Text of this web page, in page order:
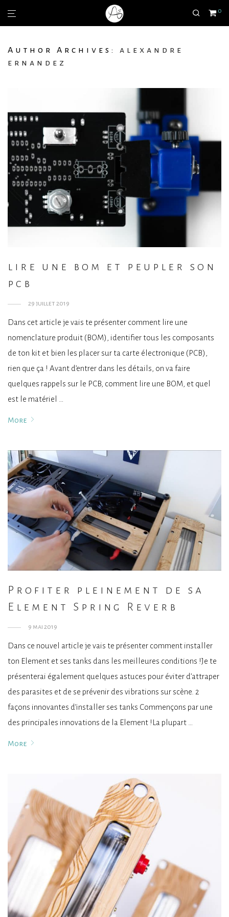
0
Author Archives: alexandre
ernandez
lire une bom et peupler son
pcb
29 juillet 2019
Dans cet article je vais te présenter comment lire une
nomenclature produit (BOM), identifier tous les composants
de ton kit et bien les placer sur ta carte électronique (PCB),
rien que ça ! Avant d’entrer dans les détails, on va faire
quelques rappels sur le PCB, comment lire une BOM, et quel
est le matériel …
More
Profiter pleinement de sa
Element Spring Reverb
9 mai 2019
Dans ce nouvel article je vais te présenter comment installer
ton Element et ses tanks dans les meilleures conditions !Je te
présenterai également quelques astuces pour éviter d’attraper
des parasites et de se prévenir des vibrations sur scène. 2
façons innovantes d’installer ses tanks Commençons par une
des principales innovations de la Element !La plupart …
More